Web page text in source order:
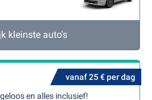
kleinste auto's
vanaf 25 € per dag
en alles inclusief!